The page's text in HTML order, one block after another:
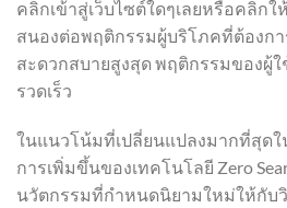
คลิกเข้าสู่เว็บไซต์ใดๆเลยหรือคลิก
สนองต่อพฤติกรรมผู้บริโภคที่ต้องกา
สะดวกสบายสูงสุด พฤติกรรมของผู้ใ
รวดเร็ว
ในแนวโน้มที่เปลี่ยนแปลงมากที่สุด
การเพิ่มขึ้นของเทคโนโลยี Zero
นวัตกรรมที่กำหนดนิยามใหม่ให้กับ